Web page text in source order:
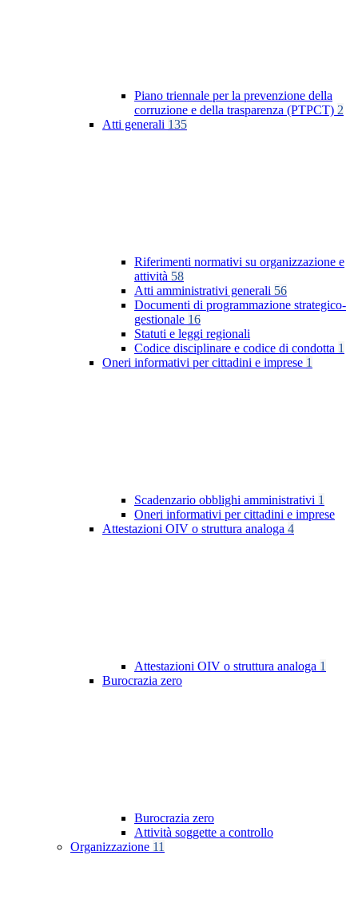
Piano triennale per la prevenzione della
corruzione e della trasparenza (PTPCT) 2
Atti generali 135
Riferimenti normativi su organizzazione e
attività 58
Atti amministrativi generali 56
Documenti di programmazione strategico-
gestionale 16
Statuti e leggi regionali
Codice disciplinare e codice di condotta 1
Oneri informativi per cittadini e imprese 1
Scadenzario obblighi amministrativi 1
Oneri informativi per cittadini e imprese
Attestazioni OIV o struttura analoga 4
Attestazioni OIV o struttura analoga 1
Burocrazia zero
Burocrazia zero
Attività soggette a controllo
Organizzazione 11